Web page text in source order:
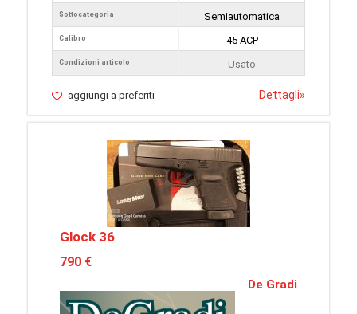
Sottocategoria
Calibro
Condizioni articolo
Semiautomatica
45 ACP
Usato
aggiungi a preferiti Dettagli»
Glock 36
790 €
De Gradi